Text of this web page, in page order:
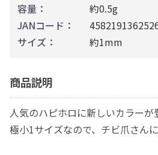
容量：
約0.5g
JANコード：
サイズ：
約1mm
商品説明
人気のハピホロに新しいカラーが
極小1サイズなので、チビ爪さん